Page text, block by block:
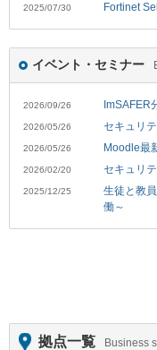
2025/07/30 Fortinet
イベント・セミナー
2026/09/26 ImSAFER
2026/05/26 セキュリ
2026/05/26 Moodle最
2026/02/20 セキュリ
2025/12/25
生徒と教
働～
拠点一覧 Business